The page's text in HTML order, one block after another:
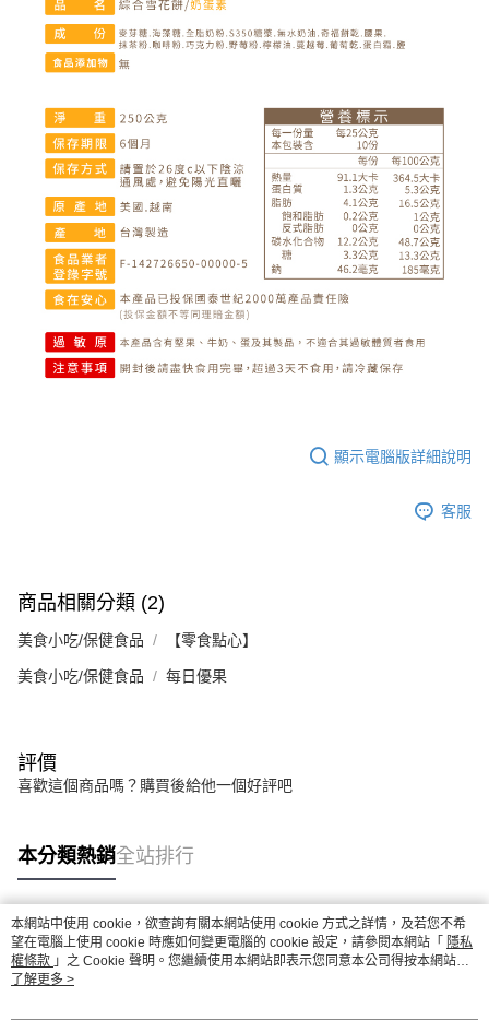
顯示電腦版詳細說明
客服
商品相關分類 (2)
美食小吃/保健食品 【零食點心】
美食小吃/保健食品 每日優果
評價
喜歡這個商品嗎？購買後給他一個好評吧
本分類熱銷全站排行
熱門標籤
本網站中使用 cookie，欲查詢有關本網站使用 cookie 方式之詳情，及若您不希
望在電腦上使用 cookie 時應如何變更電腦的 cookie 設定，請參閱本網站「 隱私
權條款 」之 Cookie 聲明。您繼續使用本網站即表示您同意本公司得按本網站使
用條款之 Cookie 聲明使用 cookie。
了解更多 >